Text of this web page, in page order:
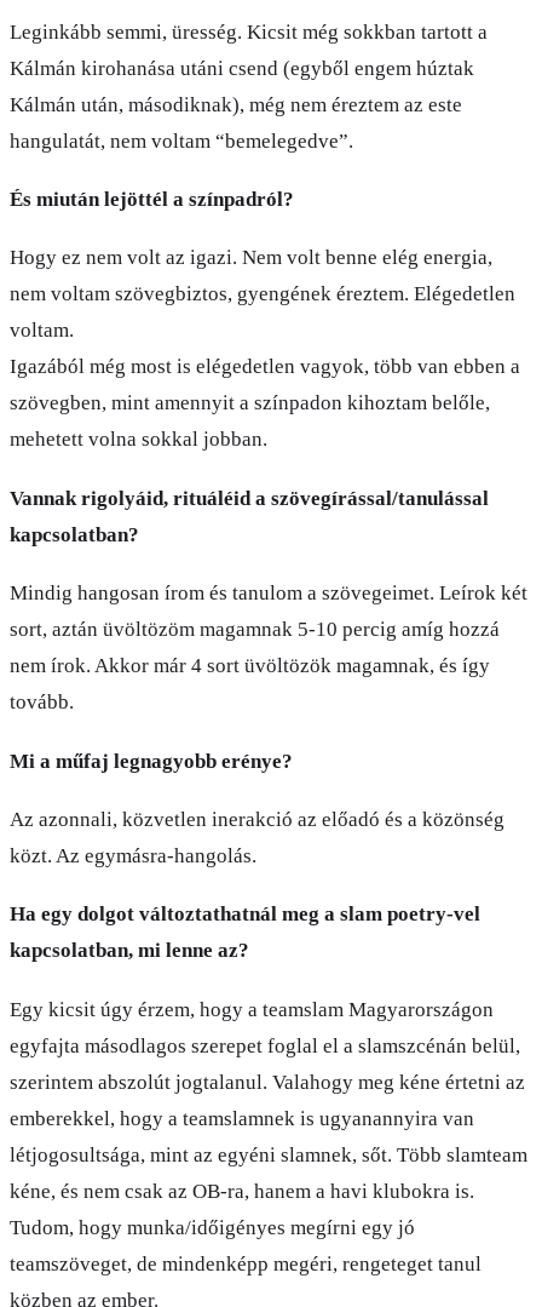
Leginkább semmi, üresség. Kicsit még sokkban tartott a
Kálmán kirohanása utáni csend (egyből engem húztak
Kálmán után, másodiknak), még nem éreztem az este
hangulatát, nem voltam “bemelegedve”.
És miután lejöttél a színpadról?
Hogy ez nem volt az igazi. Nem volt benne elég energia,
nem voltam szövegbiztos, gyengének éreztem. Elégedetlen
voltam.
Igazából még most is elégedetlen vagyok, több van ebben a
szövegben, mint amennyit a színpadon kihoztam belőle,
mehetett volna sokkal jobban.
Vannak rigolyáid, rituáléid a szövegírással/tanulással
kapcsolatban?
Mindig hangosan írom és tanulom a szövegeimet. Leírok két
sort, aztán üvöltözöm magamnak 5-10 percig amíg hozzá
nem írok. Akkor már 4 sort üvöltözök magamnak, és így
tovább.
Mi a műfaj legnagyobb erénye?
Az azonnali, közvetlen inerakció az előadó és a közönség
közt. Az egymásra-hangolás.
Ha egy dolgot változtathatnál meg a slam poetry-vel
kapcsolatban, mi lenne az?
Egy kicsit úgy érzem, hogy a teamslam Magyarországon
egyfajta másodlagos szerepet foglal el a slamszcénán belül,
szerintem abszolút jogtalanul. Valahogy meg kéne értetni az
emberekkel, hogy a teamslamnek is ugyanannyira van
létjogosultsága, mint az egyéni slamnek, sőt. Több slamteam
kéne, és nem csak az OB-ra, hanem a havi klubokra is.
Tudom, hogy munka/időigényes megírni egy jó
teamszöveget, de mindenképp megéri, rengeteget tanul
közben az ember.